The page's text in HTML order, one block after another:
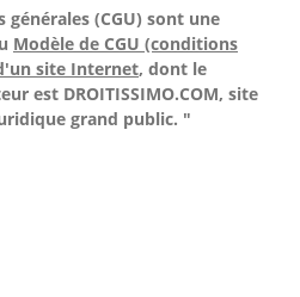
(CGU) sont une
Modèle de CGU (conditions
site Internet, dont le
est DROITISSIMO.COM, site
grand public. "